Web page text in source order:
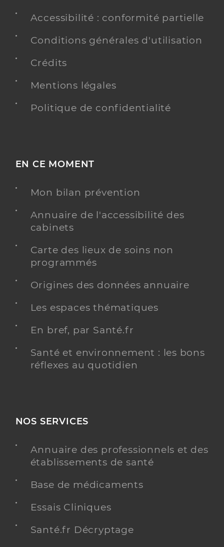
Accessibilité : conformité partielle
Conditions générales d'utilisation
Crédits
Mentions légales
Politique de confidentialité
EN CE MOMENT
Mon bilan prévention
Annuaire de l'accessibilité des
cabinets
Carte des lieux de soins non
programmés
Origines des données annuaire
Les espaces thématiques
En bref, par Santé.fr
Santé et environnement : les bons
réflexes au quotidien
NOS SERVICES
Annuaire des professionnels et des
établissements de santé
Base de médicaments
Essais Cliniques
Santé.fr Décryptage